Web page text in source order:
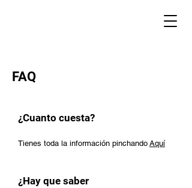
FAQ
¿Cuanto cuesta?
Tienes toda la información pinchando Aquí
¿Hay que saber